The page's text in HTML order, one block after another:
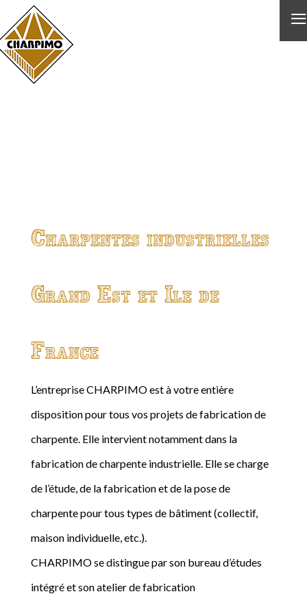
≡
Charpentes industrielles
Grand Est et Ile de
France
L’entreprise CHARPIMO est à votre entière
disposition pour tous vos projets de fabrication de
charpente. Elle intervient notamment dans la
fabrication de charpente industrielle. Elle se charge
de l’étude, de la fabrication et de la pose de
charpente pour tous types de bâtiment (collectif,
maison individuelle, etc.).
CHARPIMO se distingue par son bureau d’études
intégré et son atelier de fabrication